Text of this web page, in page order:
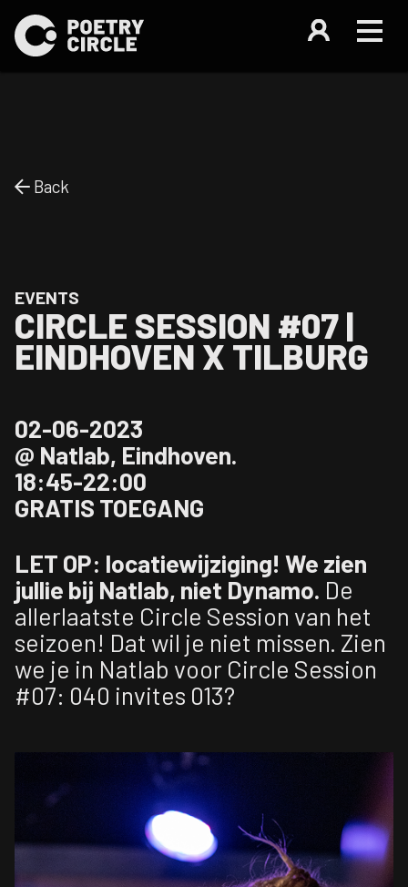
Back
EVENTS
CIRCLE SESSION #07 |
EINDHOVEN X TILBURG
02-06-2023
@ Natlab, Eindhoven.
18:45-22:00
GRATIS TOEGANG
LET OP: locatiewijziging! We zien
jullie bij Natlab, niet Dynamo. De
allerlaatste Circle Session van het
seizoen! Dat wil je niet missen. Zien
we je in Natlab voor Circle Session
#07: 040 invites 013?